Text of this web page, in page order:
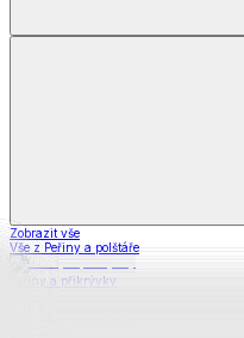
Zobrazit vše
Vše z Peřiny a polštáře
Peřiny a přikrývky